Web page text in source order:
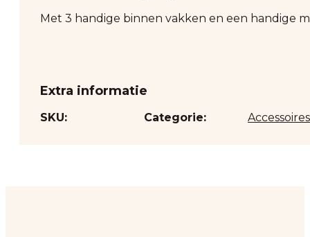
Met 3 handige binnen vakken en een handige
Extra informatie
SKU: Categorie: Accessoires